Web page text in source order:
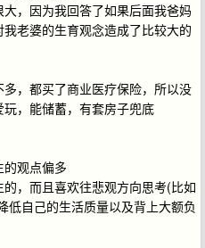
，因为我回答了如果后面我爸妈
老婆的生育观念造成了比较大的
，都买了商业医疗保险，所以没
，能储蓄，有套房子兜底
观点偏多
，而且喜欢往悲观方向思考(比如
低自己的生活质量以及背上大额负